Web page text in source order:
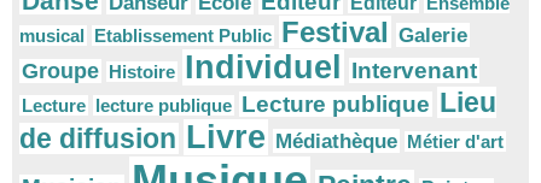
musical Etablissement Public Festival Galerie
Groupe Histoire Individuel Intervenant
Lecture lecture publique Lecture publique Lieu
de diffusion Livre Médiathèque Métier d'art